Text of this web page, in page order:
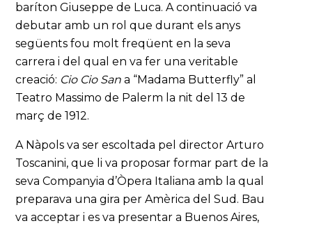
baríton Giuseppe de Luca. A continuació va
debutar amb un rol que durant els anys
següents fou molt freqüent en la seva
carrera i del qual en va fer una veritable
creació: Cio Cio San a “Madama Butterfly” al
Teatro Massimo de Palerm la nit del 13 de
març de 1912.
A Nàpols va ser escoltada pel director Arturo
Toscanini, que li va proposar formar part de la
seva Companyia d’Òpera Italiana amb la qual
preparava una gira per Amèrica del Sud. Bau
va acceptar i es va presentar a Buenos Aires,